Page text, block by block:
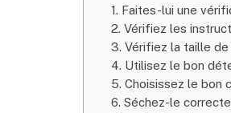
1. Faites-lui une
2. Vérifiez les
3. Vérifiez la taille
4. Utilisez le bon
5. Choisissez le bon
6. Séchez-le